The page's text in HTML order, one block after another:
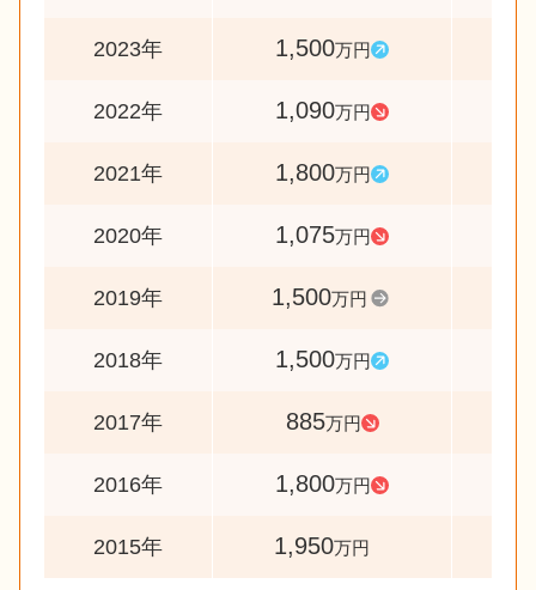
2023年 1,500万円
2022年 1,090万円
2021年 1,800万円
2020年 1,075万円
2019年 1,500万円
2018年 1,500万円
2017年 885万円
2016年 1,800万円
2015年 1,950万円